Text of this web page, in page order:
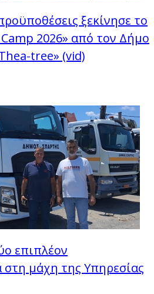
ξεκίνησε το
2026» από τον Δήμο
tree» (vid)
επιπλέον
μάχη της Υπηρεσίας